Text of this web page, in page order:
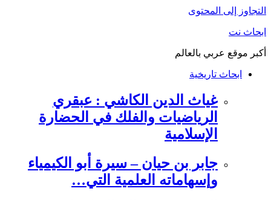
التجاوز إلى المحتوى
ابحاث نت
أكبر موقع عربي بالعالم
ابحاث تاريخية
غياث الدين الكاشي : عبقري
الرياضيات والفلك في الحضارة
الإسلامية
جابر بن حيان – سيرة أبو الكيمياء
وإسهاماته العلمية التي…